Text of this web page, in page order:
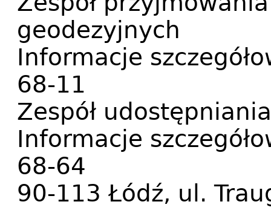
geodezyjnych
Informacje
68-11
Zespół
Informacje
68-64
90-113 Łódź, ul.